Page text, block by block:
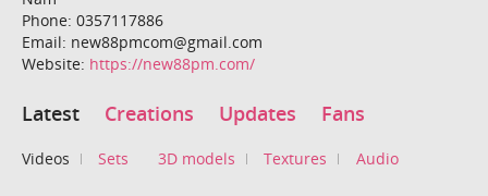
Phone: 0357117886
Email: new88pmcom@gmail.com
Website: https://new88pm.com/
Latest Creations Updates Fans
Videos Sets 3D models Textures Audio